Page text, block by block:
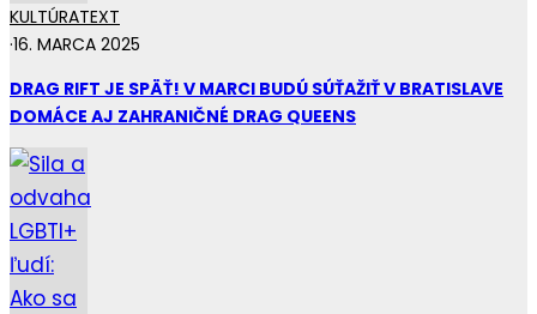
KULTÚRATEXT
·16. MARCA 2025
DRAG RIFT JE SPÄŤ! V MARCI BUDÚ SÚŤAŽIŤ V BRATISLAVE
DOMÁCE AJ ZAHRANIČNÉ DRAG QUEENS